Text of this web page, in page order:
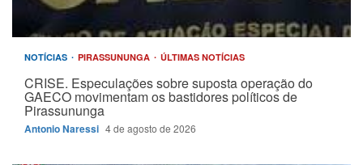
NOTÍCIAS PIRASSUNUNGA ÚLTIMAS NOTÍCIAS
CRISE. Especulações sobre suposta operação do
GAECO movimentam os bastidores políticos de
Pirassununga
Antonio Naressi 4 de agosto de 2026